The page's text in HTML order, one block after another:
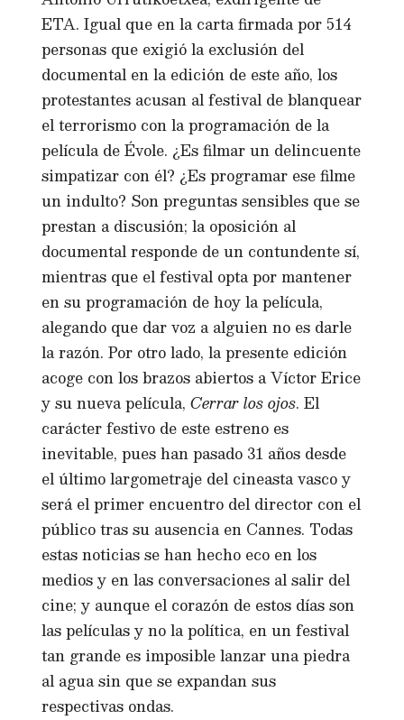
ETA. Igual que en la carta firmada por 514
personas que exigió la exclusión del
documental en la edición de este año, los
protestantes acusan al festival de blanquear
el terrorismo con la programación de la
película de Évole. ¿Es filmar un delincuente
simpatizar con él? ¿Es programar ese filme
un indulto? Son preguntas sensibles que se
prestan a discusión; la oposición al
documental responde de un contundente sí,
mientras que el festival opta por mantener
en su programación de hoy la película,
alegando que dar voz a alguien no es darle
la razón. Por otro lado, la presente edición
acoge con los brazos abiertos a Víctor Erice
y su nueva película,Cerrar los ojos. El
carácter festivo de este estreno es
inevitable, pues han pasado 31 años desde
el último largometraje del cineasta vasco y
será el primer encuentro del director con el
público tras su ausencia en Cannes. Todas
estas noticias se han hecho eco en los
medios y en las conversaciones al salir del
cine; y aunque el corazón de estos días son
las películas y no la política, en un festival
tan grande es imposible lanzar una piedra
al agua sin que se expandan sus
respectivas ondas.